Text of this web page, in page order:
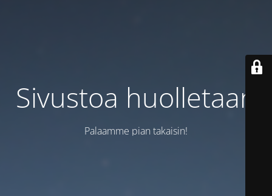
Sivustoa huolletaan
Palaamme pian takaisin!